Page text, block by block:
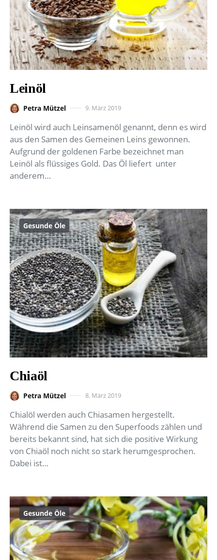
Leinöl
Petra Mützel 9. März 2019
Leinöl wird auch Leinsamenöl genannt, denn es wird
aus den Samen des Gemeinen Leins gewonnen.
Aufgrund der goldenen Farbe bezeichnet man
Leinöl als flüssiges Gold. Das Öl liefert unter
anderem…
Gesunde Öle
Chiaöl
Petra Mützel 8. März 2019
Chialöl werden auch Chiasamen hergestellt.
Während die Samen zu den Superfoods zählen und
bereits bekannt sind, hat sich die positive Wirkung
von Chiaöl noch nicht so stark herumgesprochen.
Dabei ist…
Gesunde Öle